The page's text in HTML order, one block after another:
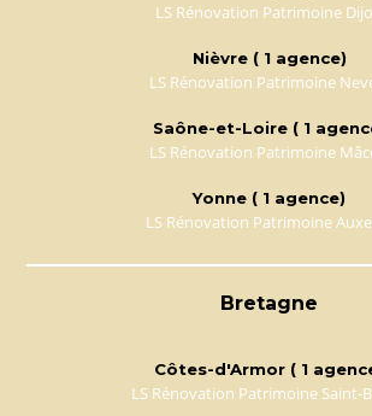
LS Rénovation Patrimoine
Nièvre ( 1 agence)
LS Rénovation Patrimoine
Saône-et-Loire ( 1
LS Rénovation Patrimoine
Yonne ( 1 agence)
LS Rénovation Patrimoine
Bretagne
Côtes-d'Armor ( 1
LS Rénovation Patrimoine Saint-